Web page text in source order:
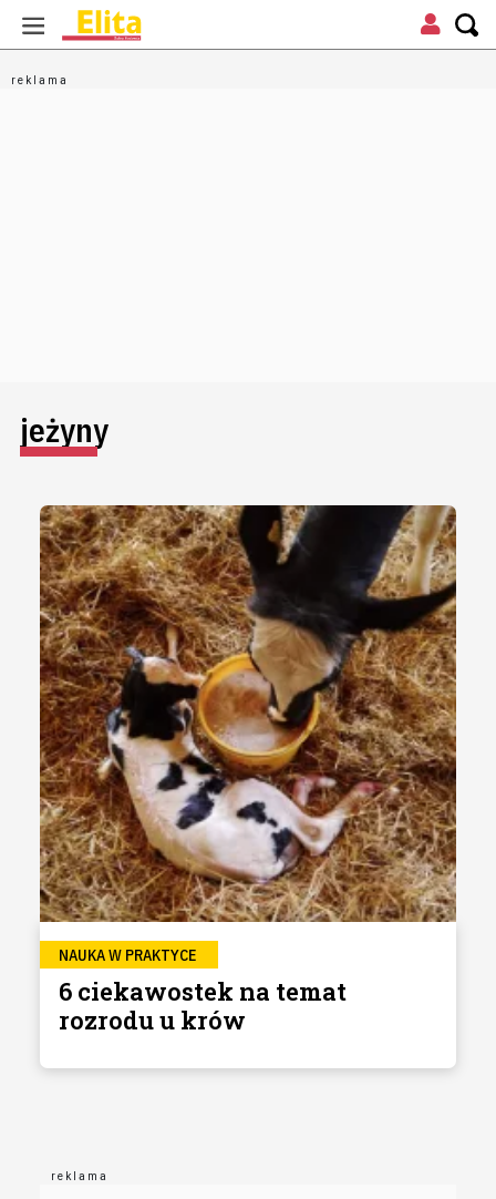
jeżyny
NAUKA W PRAKTYCE
6 ciekawostek na temat
rozrodu u krów